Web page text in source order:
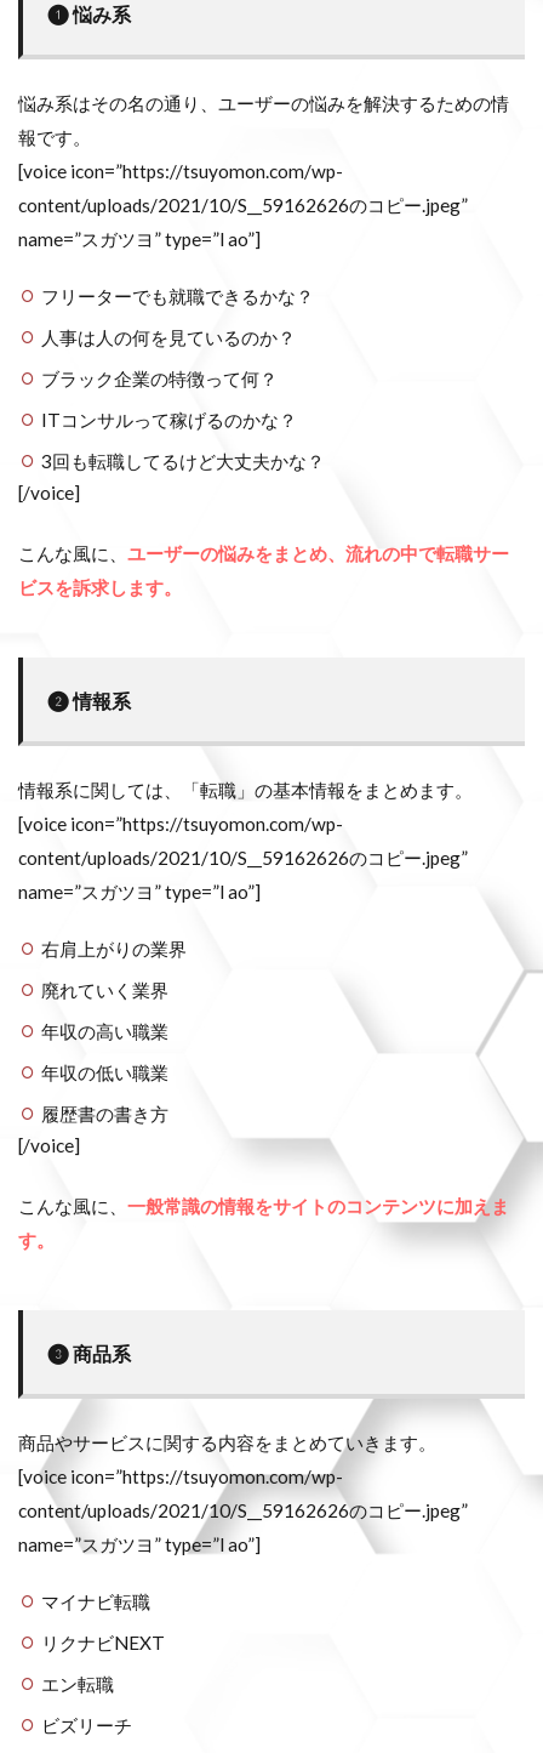
❶ 悩み系
悩み系はその名の通り、ユーザーの悩みを解決するための情
報です。
[voice icon=”https://tsuyomon.com/wp-
content/uploads/2021/10/S__59162626のコピー.jpeg”
name=”スガツヨ” type=”l ao”]
フリーターでも就職できるかな？
人事は人の何を見ているのか？
ブラック企業の特徴って何？
ITコンサルって稼げるのかな？
3回も転職してるけど大丈夫かな？
[/voice]
こんな風に、
ユーザーの悩みをまとめ、流れの中で転職サー
ビスを訴求します。
❷ 情報系
情報系に関しては、「転職」の基本情報をまとめます。
[voice icon=”https://tsuyomon.com/wp-
content/uploads/2021/10/S__59162626のコピー.jpeg”
name=”スガツヨ” type=”l ao”]
右肩上がりの業界
廃れていく業界
年収の高い職業
年収の低い職業
履歴書の書き方
[/voice]
こんな風に、 一般常識の情報をサイトのコンテンツに加えま
す。
❸ 商品系
商品やサービスに関する内容をまとめていきます。
[voice icon=”https://tsuyomon.com/wp-
content/uploads/2021/10/S__59162626のコピー.jpeg”
name=”スガツヨ” type=”l ao”]
マイナビ転職
リクナビNEXT
エン転職
ビズリーチ